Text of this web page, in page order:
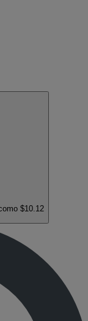
$10.12